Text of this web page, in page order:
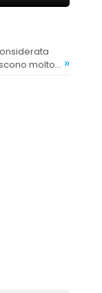
molto
»